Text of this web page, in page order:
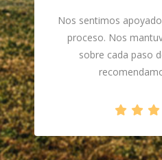
Nos sentimos
proceso. Nos
sobre cada paso